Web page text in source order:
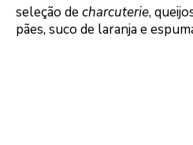
seleção de charcuterie,
pães, suco de laranja e